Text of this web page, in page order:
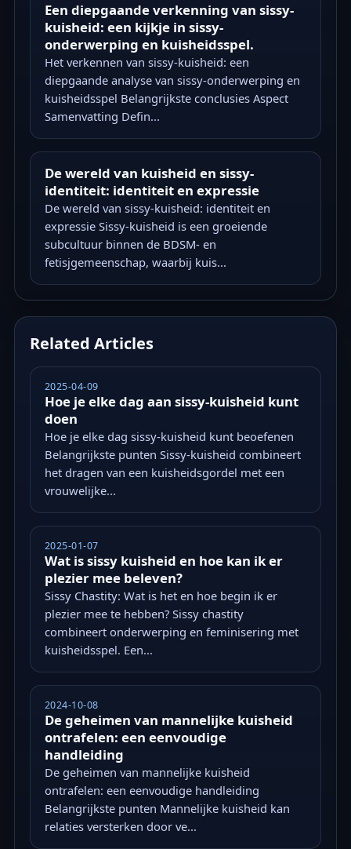
Een diepgaande verkenning van sissy-
kuisheid: een kijkje in sissy-
onderwerping en kuisheidsspel.
Het verkennen van sissy-kuisheid: een
diepgaande analyse van sissy-onderwerping en
kuisheidsspel Belangrijkste conclusies Aspect
Samenvatting Defin...
De wereld van kuisheid en sissy-
identiteit: identiteit en expressie
De wereld van sissy-kuisheid: identiteit en
expressie Sissy-kuisheid is een groeiende
subcultuur binnen de BDSM- en
fetisjgemeenschap, waarbij kuis...
Related Articles
2025-04-09
Hoe je elke dag aan sissy-kuisheid kunt
doen
Hoe je elke dag sissy-kuisheid kunt beoefenen
Belangrijkste punten Sissy-kuisheid combineert
het dragen van een kuisheidsgordel met een
vrouwelijke...
2025-01-07
Wat is sissy kuisheid en hoe kan ik er
plezier mee beleven?
Sissy Chastity: Wat is het en hoe begin ik er
plezier mee te hebben? Sissy chastity
combineert onderwerping en feminisering met
kuisheidsspel. Een...
2024-10-08
De geheimen van mannelijke kuisheid
ontrafelen: een eenvoudige
handleiding
De geheimen van mannelijke kuisheid
ontrafelen: een eenvoudige handleiding
Belangrijkste punten Mannelijke kuisheid kan
relaties versterken door ve...